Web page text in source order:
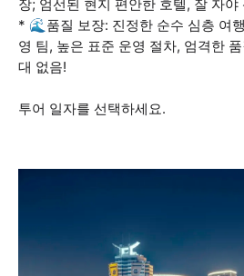
장; 엄선된 현지 편안한 호텔, 잘 자
* 🌊품질 보장: 진정한 순수 심층 여
영 팀, 높은 표준 운영 절차, 엄격한
대 없음!
투어 일자를 선택하세요.